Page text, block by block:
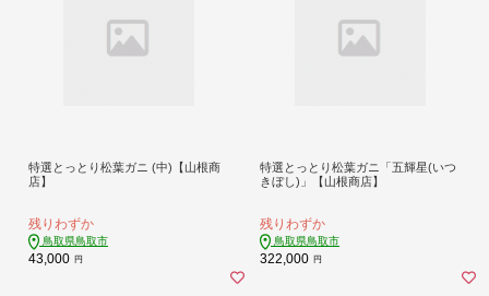
特選とっとり松葉ガニ (中)【山根商
店】
残りわずか
鳥取県鳥取市
43,000 円
特選とっとり松葉ガニ「五輝星(いつ
きぼし)」【山根商店】
残りわずか
鳥取県鳥取市
322,000 円